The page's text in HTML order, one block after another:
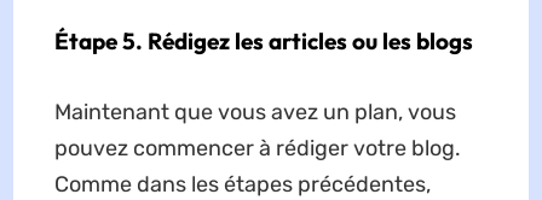
Étape 5. Rédigez les articles ou les blogs
Maintenant que vous avez un plan, vous
pouvez commencer à rédiger votre blog.
Comme dans les étapes précédentes,